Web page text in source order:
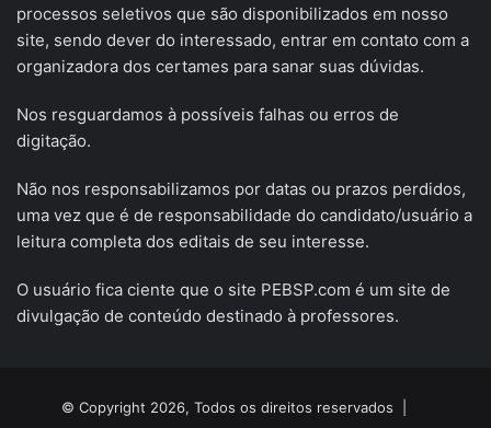
processos seletivos que são disponibilizados em nosso
site, sendo dever do interessado, entrar em contato com a
organizadora dos certames para sanar suas dúvidas.
Nos resguardamos à possíveis falhas ou erros de
digitação.
Não nos responsabilizamos por datas ou prazos perdidos,
uma vez que é de responsabilidade do candidato/usuário a
leitura completa dos editais de seu interesse.
O usuário fica ciente que o site PEBSP.com é um site de
divulgação de conteúdo destinado à professores.
© Copyright 2026, Todos os direitos reservados |